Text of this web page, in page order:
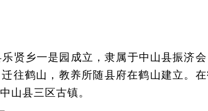
贤乡一是园成立，隶属于中山县振济
往鹤山，教养所随县府在鹤山建立。
山县三区古镇。